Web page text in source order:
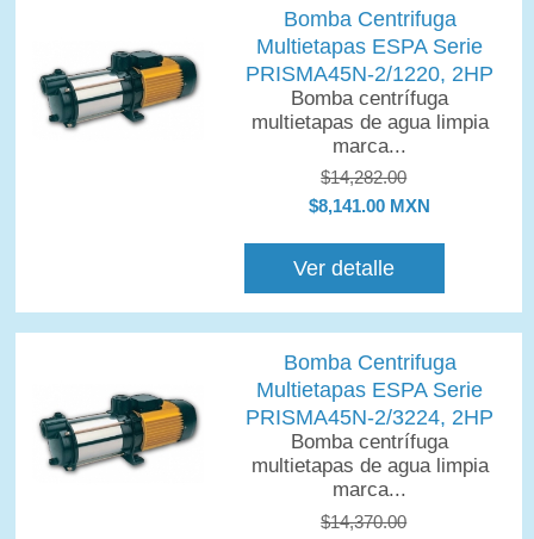
Bomba Centrifuga
Multietapas ESPA Serie
PRISMA45N-2/1220, 2HP
Bomba centrífuga
multietapas de agua limpia
marca...
$14,282.00
$8,141.00 MXN
Ver detalle
Bomba Centrifuga
Multietapas ESPA Serie
PRISMA45N-2/3224, 2HP
Bomba centrífuga
multietapas de agua limpia
marca...
$14,370.00